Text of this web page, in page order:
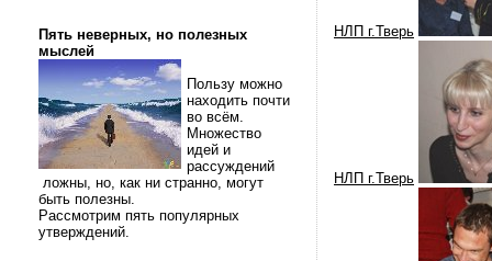
Пять неверных, но полезных
мыслей
Пользу можно
находить почти
во всём.
Множество
идей и
рассуждений
ложны, но, как ни странно, могут
быть полезны.
Рассмотрим пять популярных
утверждений.
НЛП г.Тверь
НЛП г.Тверь